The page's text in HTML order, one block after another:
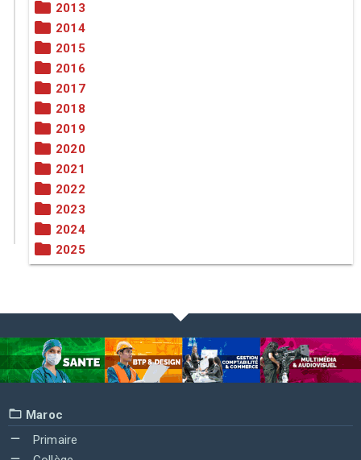
2013
2014
2015
2016
2017
2018
2019
2020
2021
2022
2023
2024
2025
Maroc
Primaire